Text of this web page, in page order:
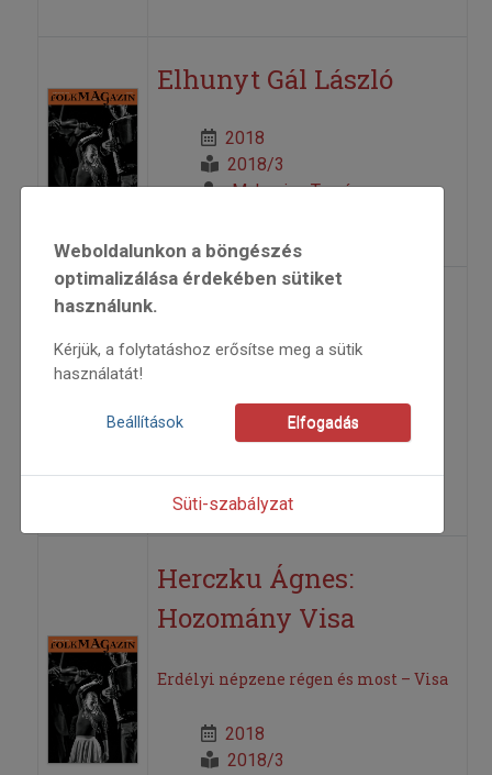
Elhunyt Gál László
2018
2018/3
Mahovics Tamás
Elismerések 2018
tavaszán
2018
2018/3
Herczku Ágnes:
Hozomány Visa
Erdélyi népzene régen és most – Visa
2018
2018/3
Weboldalunkon a böngészés
optimalizálása érdekében sütiket
használunk.
Kérjük, a folytatáshoz erősítse meg a sütik
használatát!
Beállítások Elfogadás
Süti-szabályzat